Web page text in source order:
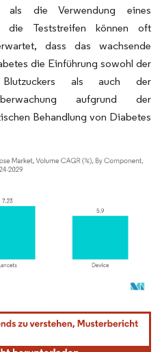
die Verwendung eines
die Teststreifen können oft
dass das wachsende
die Einführung sowohl der
Blutzuckers als auch der
aufgrund der
Behandlung von Diabetes
erfordert Namensnennung gemäß